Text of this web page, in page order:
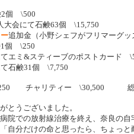
2個 \500
会にて石鹸63個 \15,750
追加金（小野シェフがフリマーグ
1個 \250
エミ&スティーブのポストカード
石鹸31個 \7,750
チャリティー \30,500 総
とうございました。
院での放射線治療を終え、奈良の
自分だけの命と思ったら、ちょっ